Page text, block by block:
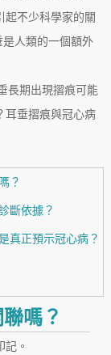
起不少科學家的關
是人類的一個額外
長期出現摺痕可能
耳垂摺痕與冠心病
？
斷依據？
真正預示冠心病？
嗎？
記。